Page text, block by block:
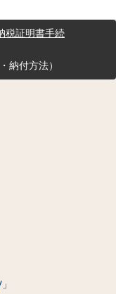
税証明書手続
納付方法）